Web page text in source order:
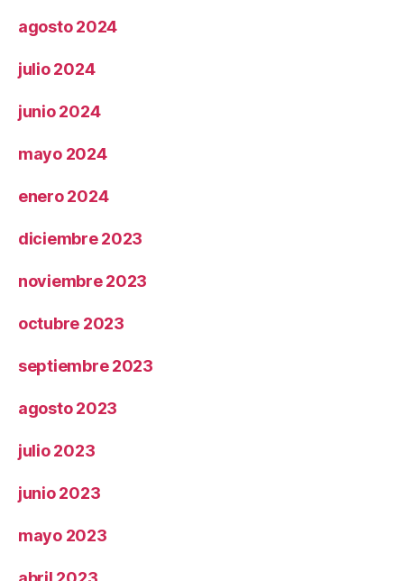
agosto 2024
julio 2024
junio 2024
mayo 2024
enero 2024
diciembre 2023
noviembre 2023
octubre 2023
septiembre 2023
agosto 2023
julio 2023
junio 2023
mayo 2023